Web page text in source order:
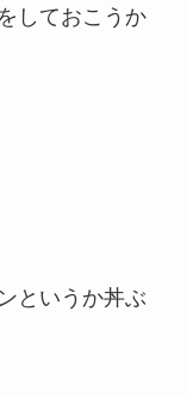
しておこうか
というか丼ぶ